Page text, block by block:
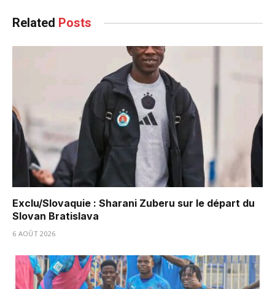
Related Posts
Exclu/Slovaquie : Sharani Zuberu sur le départ du
Slovan Bratislava
6 AOÛT 2026